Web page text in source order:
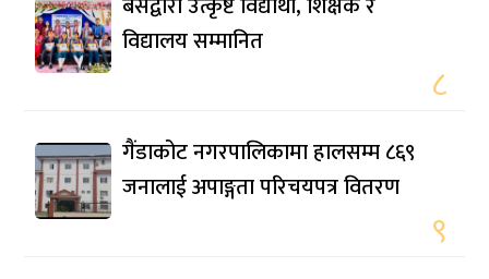
विद्यालय सम्मानित
८
गैंडाकोट नगरपालिकामा हालसम्म ८६९
जनालाई अपाङ्गता परिचयपत्र वितरण
९